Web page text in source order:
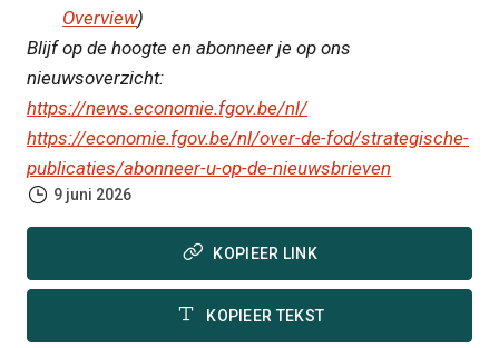
Overview)
Blijf op de hoogte en abonneer je op ons
nieuwsoverzicht:
https://news.economie.fgov.be/nl/
https://economie.fgov.be/nl/over-de-fod/strategische-
publicaties/abonneer-u-op-de-nieuwsbrieven
9 juni 2026
KOPIEER LINK
KOPIEER TEKST